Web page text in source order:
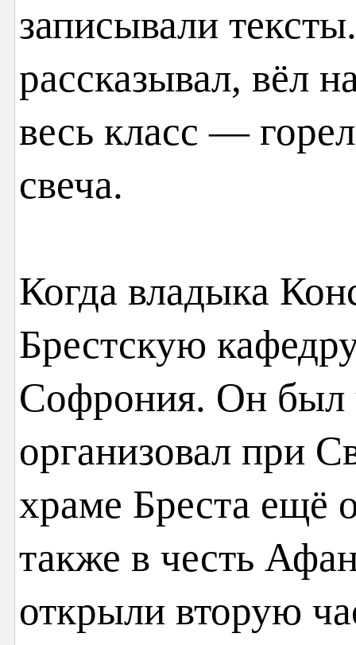
записывали
рассказывал, вёл
весь класс —
свеча.
Когда владыка
Брестскую
Софрония. Он был
организовал при
храме Бреста ещё
также в честь
открыли вторую